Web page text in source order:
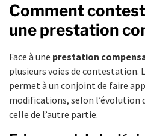
Comment
une prestation
Face à une prestation
plusieurs voies de contestation.
permet à un conjoint de faire
modifications, selon l’évolution
celle de l’autre partie.